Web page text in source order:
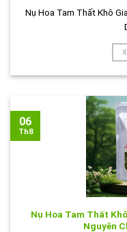
Nụ Hoa Tam Thất Khô
Nụ Hoa Tam Thất
Nguyên
06
Th8